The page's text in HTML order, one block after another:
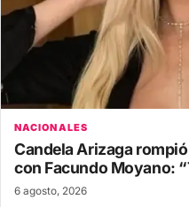
NACIONALES
Candela Arizaga
con Facundo Moyano:
6 agosto, 2026